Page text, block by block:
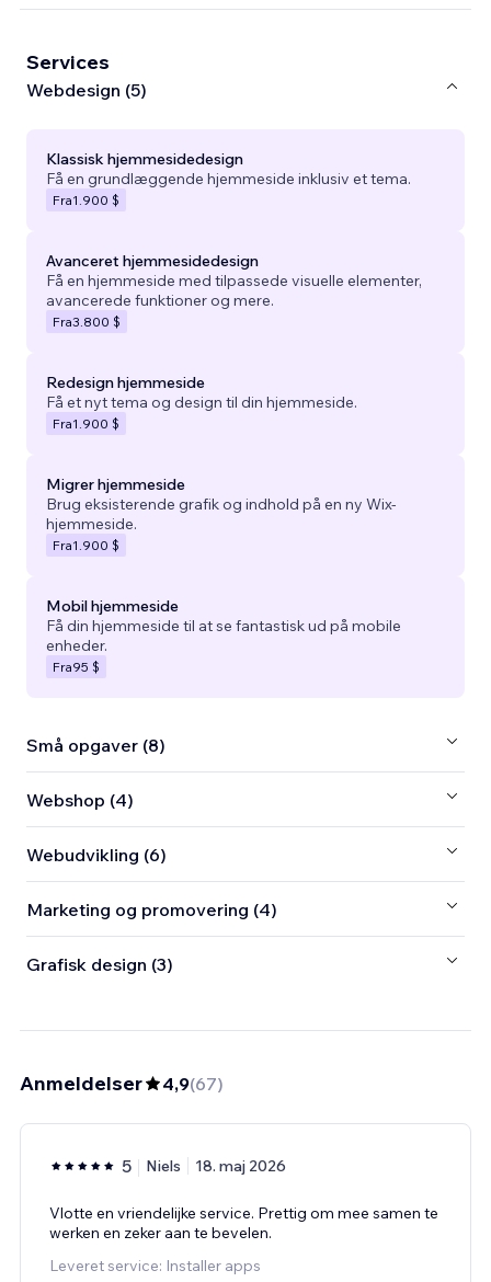
Services
Webdesign (5)
Klassisk hjemmesidedesign
Få en grundlæggende hjemmeside inklusiv et tema.
Fra1.900 $
Avanceret hjemmesidedesign
Få en hjemmeside med tilpassede visuelle elementer,
avancerede funktioner og mere.
Fra3.800 $
Redesign hjemmeside
Få et nyt tema og design til din hjemmeside.
Fra1.900 $
Migrer hjemmeside
Brug eksisterende grafik og indhold på en ny Wix-
hjemmeside.
Fra1.900 $
Mobil hjemmeside
Få din hjemmeside til at se fantastisk ud på mobile
enheder.
Fra95 $
Små opgaver (8)
Webshop (4)
Webudvikling (6)
Marketing og promovering (4)
Grafisk design (3)
Anmeldelser 4,9(67)
5 Niels 18. maj 2026
Vlotte en vriendelijke service. Prettig om mee samen te
werken en zeker aan te bevelen.
Leveret service: Installer apps